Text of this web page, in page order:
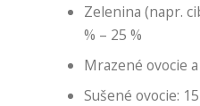
Zelenina (napr.
% – 25 %
Mrazené ovocie
Sušené ovocie: